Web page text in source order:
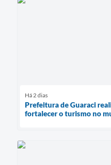
Há 2 dias
Prefeitura de Guaraci
fortalecer o turismo no